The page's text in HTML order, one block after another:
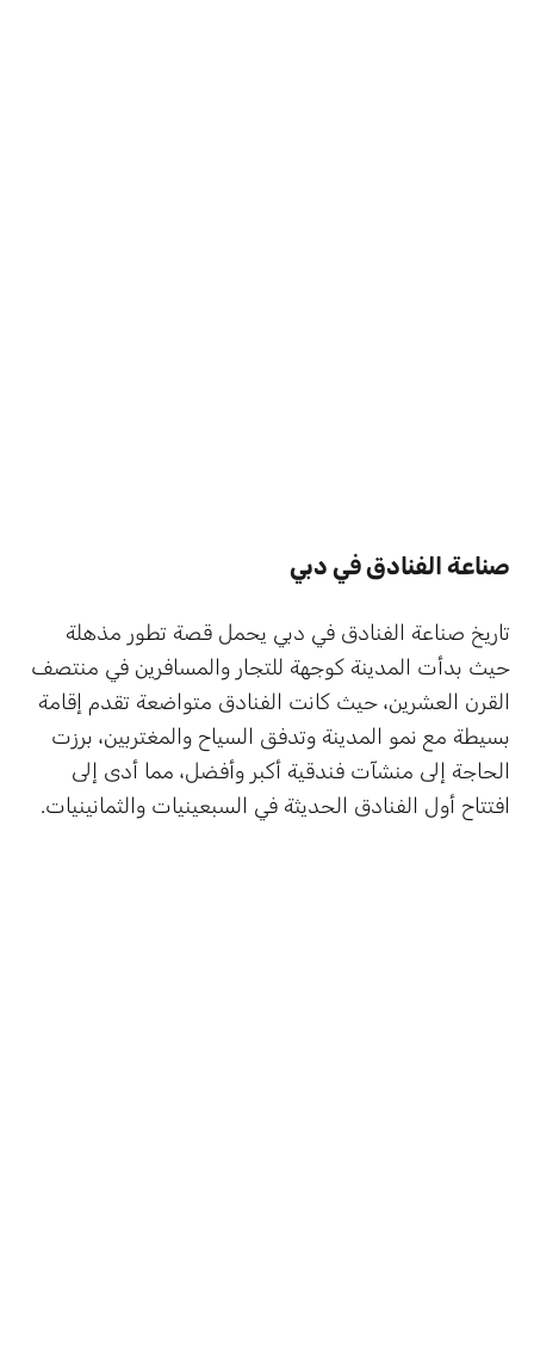
صناعة الفنادق في دبي
تاريخ صناعة الفنادق في دبي يحمل قصة تطور مذهلة
حيث بدأت المدينة كوجهة للتجار والمسافرين في منتصف
القرن العشرين، حيث كانت الفنادق متواضعة تقدم إقامة
بسيطة مع نمو المدينة وتدفق السياح والمغتربين، برزت
الحاجة إلى منشآت فندقية أكبر وأفضل، مما أدى إلى
افتتاح أول الفنادق الحديثة في السبعينيات والثمانينيات.